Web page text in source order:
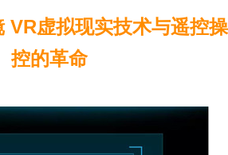
VR虚拟现实技术与遥控操
控的革命